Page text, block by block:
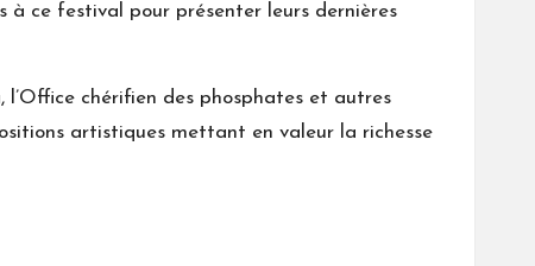
à ce festival pour présenter leurs dernières
chérifien des phosphates et autres
artistiques mettant en valeur la richesse